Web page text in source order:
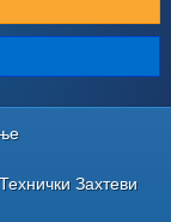
Технички Захтеви